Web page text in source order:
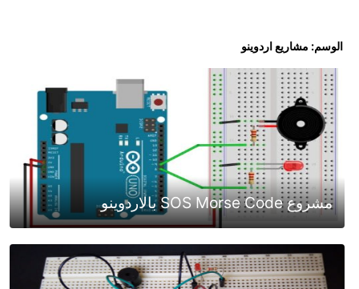
الوسم: مشاريع اردوينو
مشروع SOS Morse Code بالاردوينو